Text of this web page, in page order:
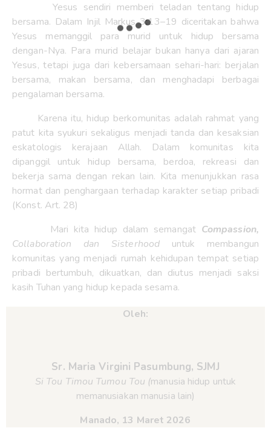
Yesus sendiri memberi teladan tentang hidup
bersama. Dalam Injil Markus 3:13–19 diceritakan bahwa
Yesus memanggil para murid untuk hidup bersama
dengan-Nya. Para murid belajar bukan hanya dari ajaran
Yesus, tetapi juga dari kebersamaan sehari-hari: berjalan
bersama, makan bersama, dan menghadapi berbagai
pengalaman bersama.
Karena itu, hidup berkomunitas adalah rahmat yang
patut kita syukuri sekaligus menjadi tanda dan kesaksian
eskatologis kerajaan Allah. Dalam komunitas kita
dipanggil untuk hidup bersama, berdoa, rekreasi dan
bekerja sama dengan rekan lain. Kita menunjukkan rasa
hormat dan penghargaan terhadap karakter setiap pribadi
(Konst. Art. 28)
Mari kita hidup dalam semangat Compassion,
Collaboration dan Sisterhood untuk membangun
komunitas yang menjadi rumah kehidupan tempat setiap
pribadi bertumbuh, dikuatkan, dan diutus menjadi saksi
kasih Tuhan yang hidup kepada sesama.
Oleh:
Sr. Maria Virgini Pasumbung, SJMJ
Si Tou Timou Tumou Tou (manusia hidup untuk
memanusiakan manusia lain)
Manado, 13 Maret 2026